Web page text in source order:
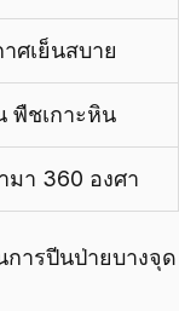
ศเย็นสบาย
พืชเกาะหิน
า 360 องศา
ารปีนป่ายบางจุด